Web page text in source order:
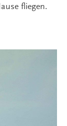
fliegen.